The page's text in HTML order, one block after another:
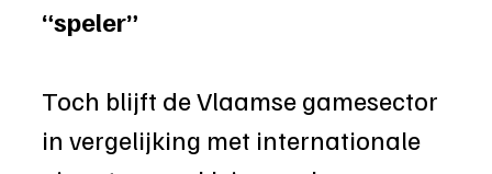
“speler”
Toch blijft de Vlaamse gamesector
in vergelijking met internationale